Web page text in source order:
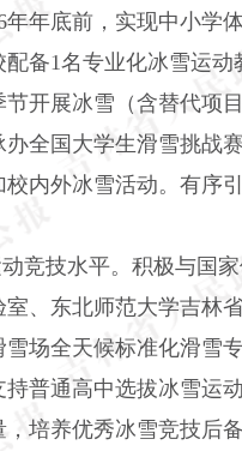
年年底前，实现中小学
备1名专业化冰雪运
开展冰雪（含替代项
全国大学生滑雪挑战
校内外冰雪活动。有序
技水平。积极与国家
室、东北师范大学吉林
场全天候标准化滑雪
普通高中选拔冰雪运
培养优秀冰雪竞技后备